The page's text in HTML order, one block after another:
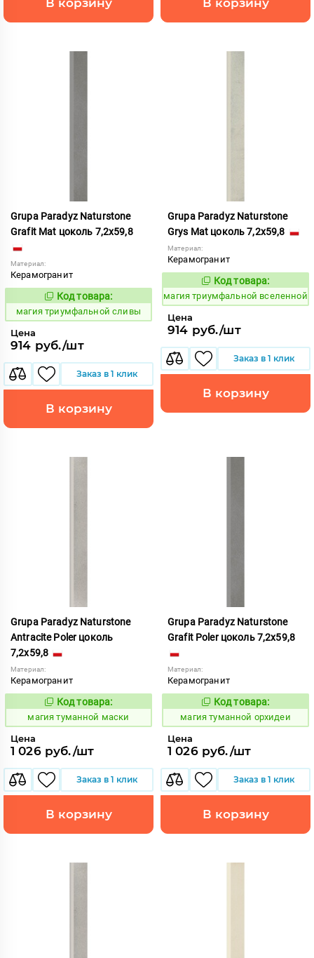
Grupa Paradyz Naturstone
Grafit Mat цоколь 7,2x59,8
Материал:
Керамогранит
919261
Код товара:
магия триумфальной сливы
Цена
914 руб./шт
Заказ в 1 клик
В корзину
Grupa Paradyz Naturstone
Grys Mat цоколь 7,2x59,8
Материал:
Керамогранит
919263
Код товара:
магия триумфальной вселенной
Цена
914 руб./шт
Заказ в 1 клик
В корзину
Grupa Paradyz Naturstone
Antracite Poler цоколь
7,2x59,8
Материал:
Керамогранит
919422
Код товара:
магия туманной маски
Цена
1 026 руб./шт
Заказ в 1 клик
В корзину
Grupa Paradyz Naturstone
Grafit Poler цоколь 7,2x59,8
Материал:
Керамогранит
919439
Код товара:
магия туманной орхидеи
Цена
1 026 руб./шт
Заказ в 1 клик
В корзину